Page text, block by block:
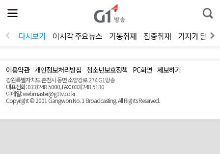
전
체
뉴
열
통
합
색
다시보기 이시각 주요뉴스 기동취재 집중취재 기자가 달려
이용약관 개인정보처리방침 청소년보호정책 PC화면 제보하기
강원특별자치도 춘천시 동면 소양강로 274 G1방송
대표전화: 033)248-5000, FAX: 033)248-5130
이메일: webmaster@g1tv.co.kr
Copyright © 2001 Gangwon No. 1 Broadcasting. All Rights Reserved.